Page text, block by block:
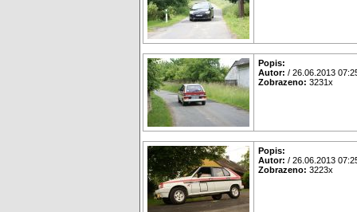
Popis:
Autor: / 26.06.2013
Zobrazeno: 3231x
Popis:
Autor: / 26.06.2013
Zobrazeno: 3223x